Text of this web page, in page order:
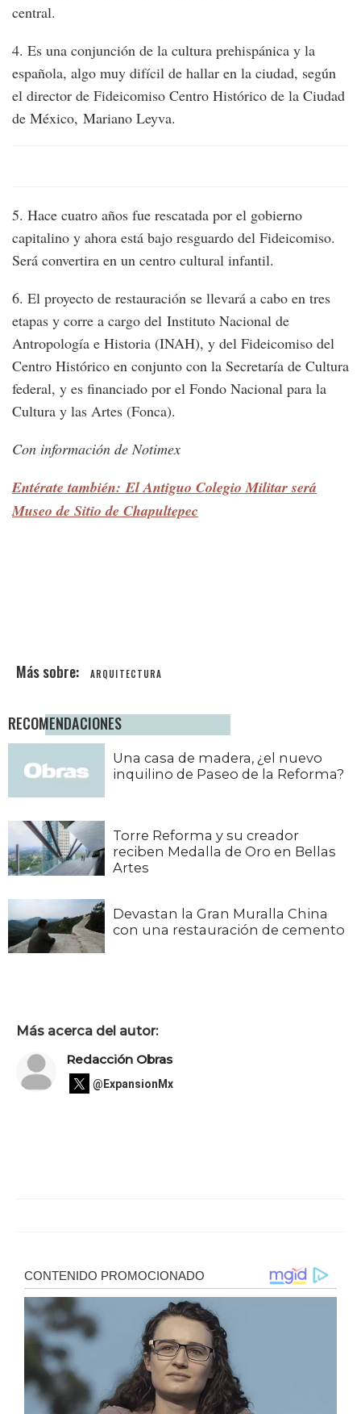
central.
4. Es una conjunción de la cultura prehispánica y la
española, algo muy difícil de hallar en la ciudad, según
el director de Fideicomiso Centro Histórico de la Ciudad
de México, Mariano Leyva.
5. Hace cuatro años fue rescatada por el gobierno
capitalino y ahora está bajo resguardo del Fideicomiso.
Será convertira en un centro cultural infantil.
6. El proyecto de restauración se llevará a cabo en tres
etapas y corre a cargo del Instituto Nacional de
Antropología e Historia (INAH), y del Fideicomiso del
Centro Histórico en conjunto con la Secretaría de Cultura
federal, y es financiado por el Fondo Nacional para la
Cultura y las Artes (Fonca).
Con información de Notimex
Entérate también: El Antiguo Colegio Militar será
Museo de Sitio de Chapultepec
ARQUITECTURA
RECOMENDACIONES
Una casa de madera, ¿el nuevo
inquilino de Paseo de la Reforma?
Torre Reforma y su creador
reciben Medalla de Oro en Bellas
Artes
Devastan la Gran Muralla China
con una restauración de cemento
Más acerca del autor:
Redacción Obras
@ExpansionMx